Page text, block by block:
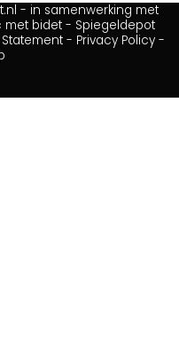
- in samenwerking met
met bidet - Spiegeldepot
- Privacy Policy-